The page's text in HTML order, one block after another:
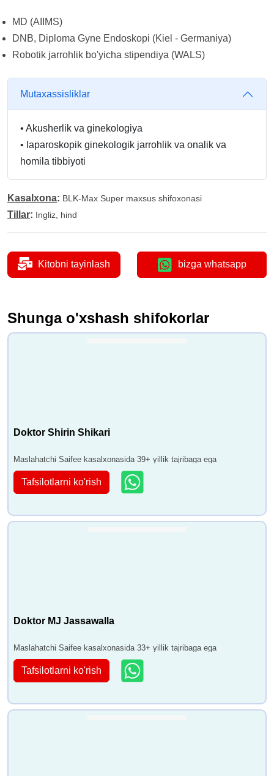
MD (AIIMS)
DNB, Diploma Gyne Endoskopi (Kiel - Germaniya)
Robotik jarrohlik bo'yicha stipendiya (WALS)
Mutaxassisliklar
• Akusherlik va ginekologiya
• laparoskopik ginekologik jarrohlik va onalik va
homila tibbiyoti
Kasalxona: BLK-Max Super maxsus shifoxonasi
Tillar: Ingliz, hind
Kitobni tayinlash bizga whatsapp
Shunga o'xshash shifokorlar
Doktor Shirin Shikari
Maslahatchi Saifee kasalxonasida 39+ yillik tajribaga ega
Tafsilotlarni ko'rish
Doktor MJ Jassawalla
Maslahatchi Saifee kasalxonasida 33+ yillik tajribaga ega
Tafsilotlarni ko'rish